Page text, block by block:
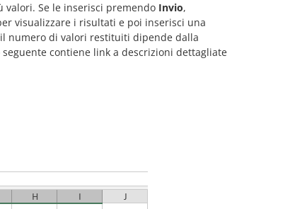
valori. Se le inserisci premendo Invio,
visualizzare i risultati e poi inserisci una
numero di valori restituiti dipende dalla
contiene link a descrizioni dettagliate